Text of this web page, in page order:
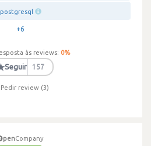
postgresql
+6
às reviews: 0%
Seguir 157
Pedir review (3)
penCompany